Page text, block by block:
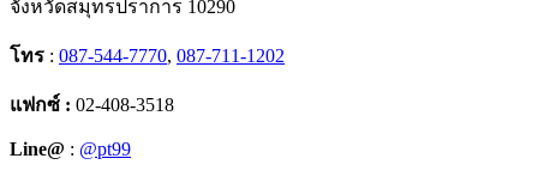
จังหวัดสมุทรปราการ 10290
โทร : 087-544-7770, 087-711-1202
แฟกซ์ : 02-408-3518
Line@ : @pt99